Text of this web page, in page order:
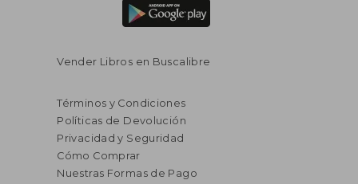
Vender Libros en Buscalibre
Términos y Condiciones
Políticas de Devolución
Privacidad y Seguridad
Cómo Comprar
Nuestras Formas de Pago